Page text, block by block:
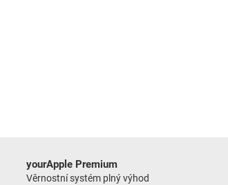
yourApple Premium
Věrnostní systém plný výhod